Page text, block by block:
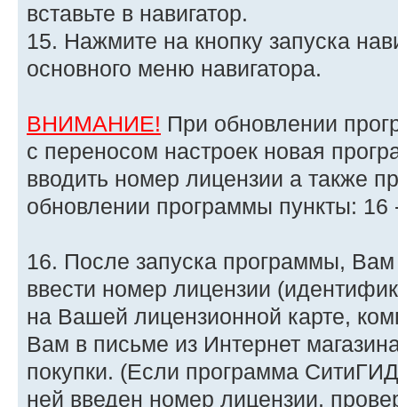
вставьте в навигатор.
15. Нажмите на кнопку запуска
основного меню навигатора.
ВНИМАНИЕ! При обновлении
с переносом настроек новая
вводить номер лицензии а также
обновлении программы пункты: 16
16. После запуска программы,
ввести номер лицензии
на Вашей лицензионной карте,
Вам в письме из Интернет
покупки. (Если программа
ней введен номер лицензии,